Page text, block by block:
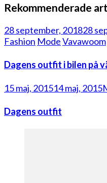
Rekommenderade
28 september, 201828
Fashion ModeVavawoom
Dagens outfit i bilen på
15 maj, 201514 maj, 2015
Dagens outfit